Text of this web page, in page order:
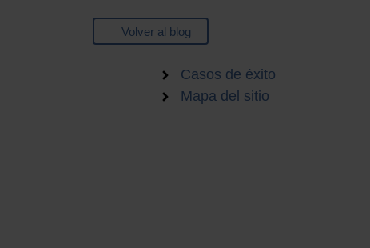
Volver al blog
Casos de éxito
Mapa del sitio